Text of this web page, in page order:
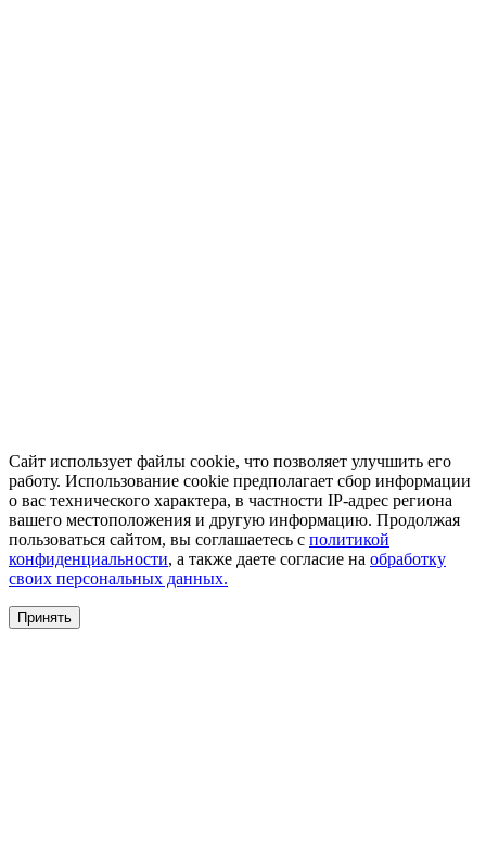
Сайт использует файлы cookie, что позволяет улучшить его
работу. Использование cookie предполагает сбор информации
о вас технического характера, в частности IP-адрес региона
вашего местоположения и другую информацию. Продолжая
пользоваться сайтом, вы соглашаетесь с политикой
конфиденциальности, а также даете согласие на обработку
своих персональных данных.
Принять